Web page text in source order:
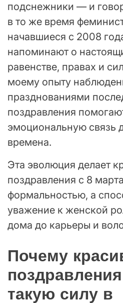
подснежники — и
в то же время
начавшиеся с 2008
напоминают о
равенстве, правах и
моему опыту
празднованиями
поздравления
эмоциональную связь
времена.
Эта эволюция делает
поздравления с 8
формальностью, а
уважение к женской
дома до карьеры и
Почему
такую силу в